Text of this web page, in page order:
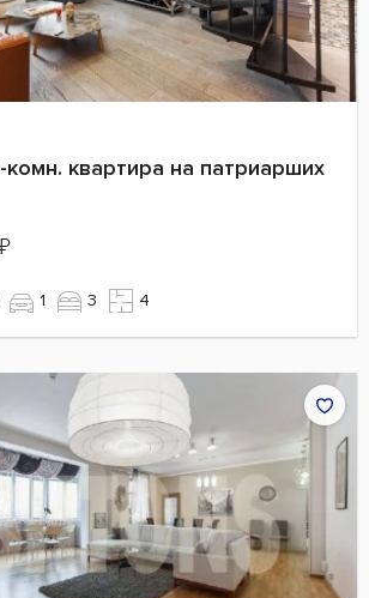
квартира на патриарших
₽
1 3 4